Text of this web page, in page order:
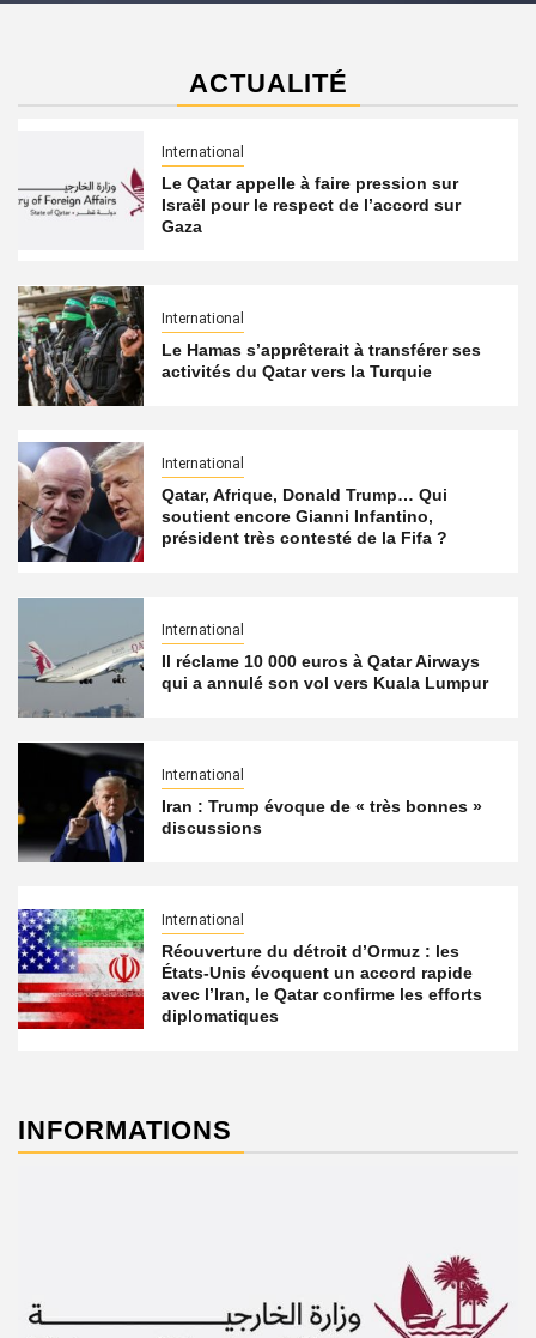
ACTUALITÉ
International
Le Qatar appelle à faire pression sur
Israël pour le respect de l’accord sur
Gaza
International
Le Hamas s’apprêterait à transférer ses
activités du Qatar vers la Turquie
International
Qatar, Afrique, Donald Trump… Qui
soutient encore Gianni Infantino,
président très contesté de la Fifa ?
International
Il réclame 10 000 euros à Qatar Airways
qui a annulé son vol vers Kuala Lumpur
International
Iran : Trump évoque de « très bonnes »
discussions
International
Réouverture du détroit d’Ormuz : les
États-Unis évoquent un accord rapide
avec l’Iran, le Qatar confirme les efforts
diplomatiques
INFORMATIONS